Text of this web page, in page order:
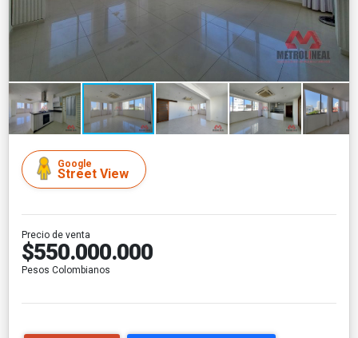
Google
Street View
Precio de venta
$550.000.000
Pesos Colombianos